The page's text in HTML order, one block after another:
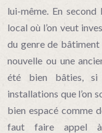
lui-même. En
local où l’on veut
du genre de bâtiment
nouvelle ou une
été bien bâties, si
installations que l’on
bien espacé comme
faut faire appel